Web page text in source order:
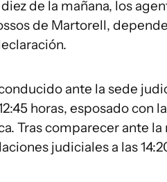
de la mañana, los
de Martorell,
ante la sede
horas, esposado con
Tras comparecer ante la
judiciales a las